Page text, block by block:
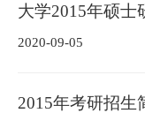
大学2015年硕士
2020-09-05
2015年考研招生